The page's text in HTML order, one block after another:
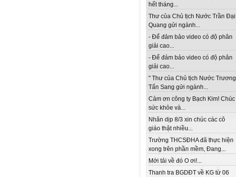
hết tháng...
Thư của Chủ tịch Nước Trần Đại
Quang gửi ngành...
- Để đảm bảo video có độ phân
giải cao...
- Để đảm bảo video có độ phân
giải cao...
" Thư của Chủ tịch Nước Trương
Tấn Sang gửi ngành...
Cảm ơn công ty Bạch Kim! Chúc
sức khỏe và...
Nhân dịp 8/3 xin chúc các cô
giáo thật nhiều...
Trường THCSĐHA đã thực hiện
xong trên phần mềm, Đang...
Mới tải về đó O ơi!...
Thanh tra BGDĐT về KG từ 06